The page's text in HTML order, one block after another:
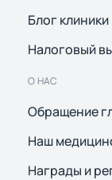
Блог клиники
Налоговый
О НАС
Обращение
Наш
Награды и